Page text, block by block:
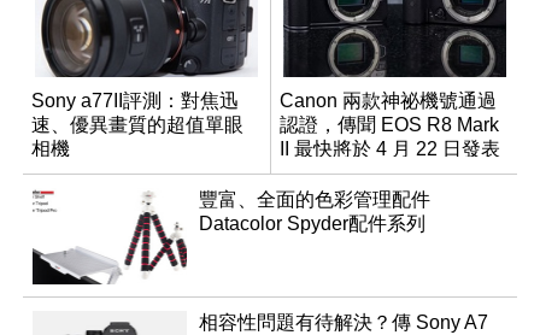
Sony a77II評測：對焦迅
速、優異畫質的超值單眼
相機
Canon 兩款神祕機號通過
認證，傳聞 EOS R8 Mark
II 最快將於 4 月 22 日發表
豐富、全面的色彩管理配件
Datacolor Spyder配件系列
相容性問題有待解決？傳 Sony A7